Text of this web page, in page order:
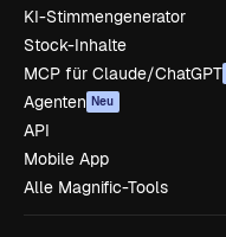
KI-Stimmengenerator
Stock-Inhalte
MCP für Claude/ChatGPT
Agenten Neu
API
Mobile App
Alle Magnific-Tools